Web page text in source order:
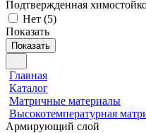
Подтвержденная
Нет (5)
Показать
Показать
Главная
Каталог
Матричные материалы
Высокотемпературная
Армирующий слой